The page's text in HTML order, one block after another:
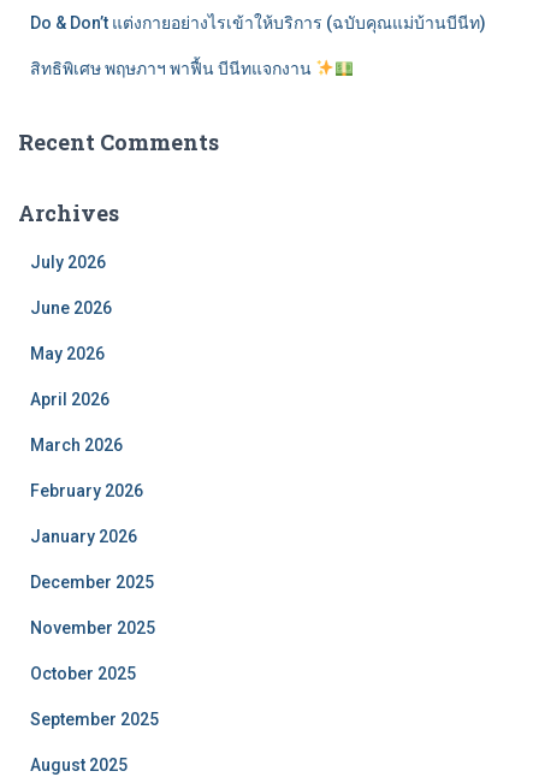
Do & Don’t แต่งกายอย่างไรเข้าให้บริการ (ฉบับคุณแม่บ้านบีนีท)
สิทธิพิเศษ พฤษภาฯ พาฟื้น บีนีทแจกงาน
Recent Comments
Archives
July 2026
June 2026
May 2026
April 2026
March 2026
February 2026
January 2026
December 2025
November 2025
October 2025
September 2025
August 2025